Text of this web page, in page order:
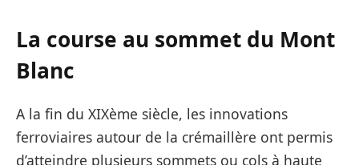
La course au sommet du Mont
Blanc
A la fin du XIXème siècle, les innovations
ferroviaires autour de la crémaillère ont permis
d’atteindre plusieurs sommets ou cols à haute